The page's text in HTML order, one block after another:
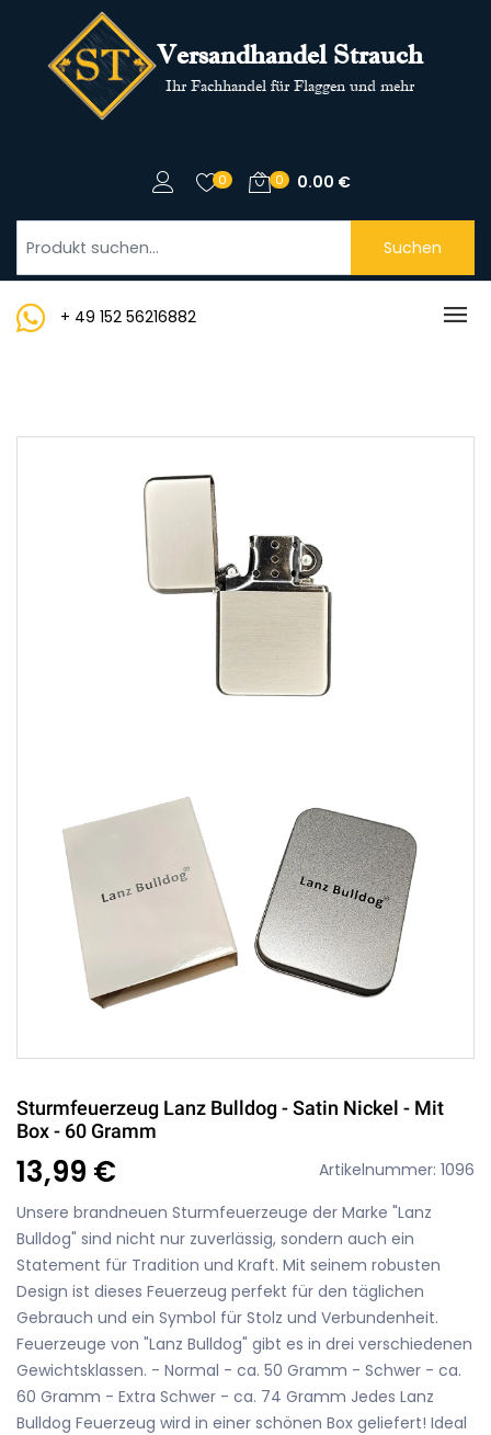
Versandhandel Strauch
Ihr Fachhandel für Flaggen und mehr
0 0 0.00 €
Suchen
+ 49 152 56216882
Sturmfeuerzeug Lanz Bulldog - Satin Nickel - Mit
Box - 60 Gramm
13,99 €
Artikelnummer: 1096
Unsere brandneuen Sturmfeuerzeuge der Marke "Lanz
Bulldog" sind nicht nur zuverlässig, sondern auch ein
Statement für Tradition und Kraft. Mit seinem robusten
Design ist dieses Feuerzeug perfekt für den täglichen
Gebrauch und ein Symbol für Stolz und Verbundenheit.
Feuerzeuge von "Lanz Bulldog" gibt es in drei verschiedenen
Gewichtsklassen. - Normal - ca. 50 Gramm - Schwer - ca.
60 Gramm - Extra Schwer - ca. 74 Gramm Jedes Lanz
Bulldog Feuerzeug wird in einer schönen Box geliefert! Ideal